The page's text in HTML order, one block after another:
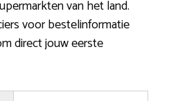
van het land.
voor bestelinformatie
direct jouw eerste